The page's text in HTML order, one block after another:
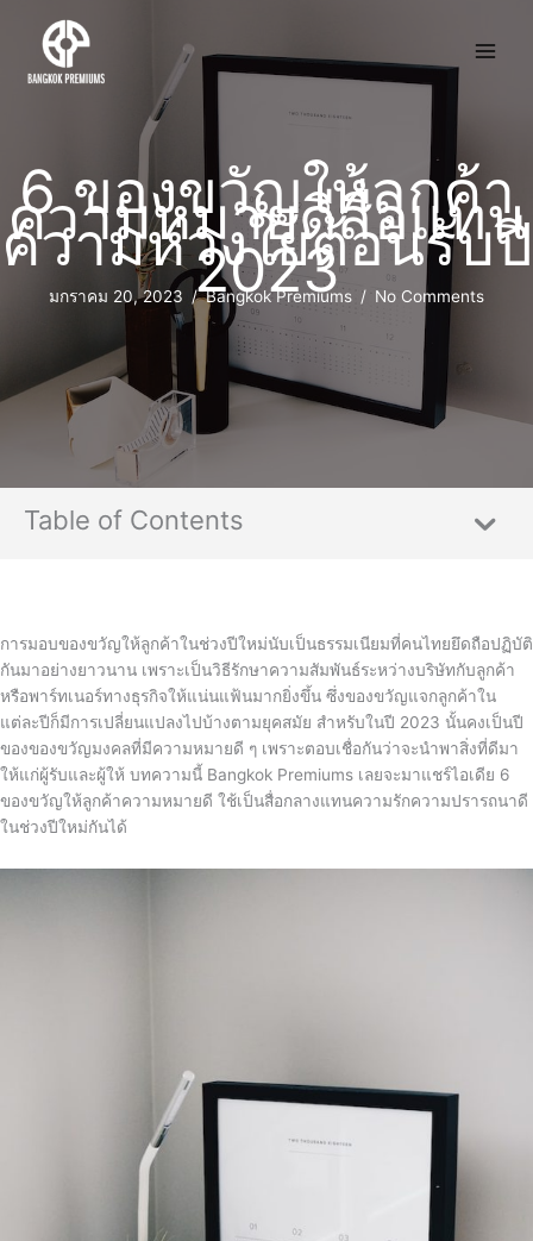
6 ของขวัญให้ลูกค้า
ความหมายดีสื่อแทน
ความห่วงใยต้อนรับปี
2023
มกราคม 20, 2023 /Bangkok Premiums / No Comments
Table of Contents
การมอบของขวัญให้ลูกค้าในช่วงปีใหม่นับเป็นธรรมเนียมที่คนไทยยึดถือปฏิบัติ
กันมาอย่างยาวนาน เพราะเป็นวิธีรักษาความสัมพันธ์ระหว่างบริษัทกับลูกค้า
หรือพาร์ทเนอร์ทางธุรกิจให้แน่นแฟ้นมากยิ่งขึ้น ซึ่งของขวัญแจกลูกค้าใน
แต่ละปีก็มีการเปลี่ยนแปลงไปบ้างตามยุคสมัย สำหรับในปี 2023 นั้นคงเป็นปี
ของของขวัญมงคลที่มีความหมายดี ๆ เพราะตอบเชื่อกันว่าจะนำพาสิ่งที่ดีมา
ให้แก่ผู้รับและผู้ให้ บทความนี้ Bangkok Premiums เลยจะมาแชร์ไอเดีย 6
ของขวัญให้ลูกค้าความหมายดี ใช้เป็นสื่อกลางแทนความรักความปรารถนาดี
ในช่วงปีใหม่กันได้